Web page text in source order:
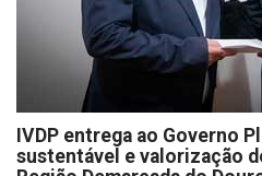
IVDP entrega ao Governo
sustentável e valorização